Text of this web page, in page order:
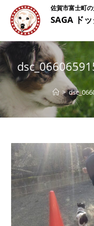
佐賀市富士町
SAGA ド
>